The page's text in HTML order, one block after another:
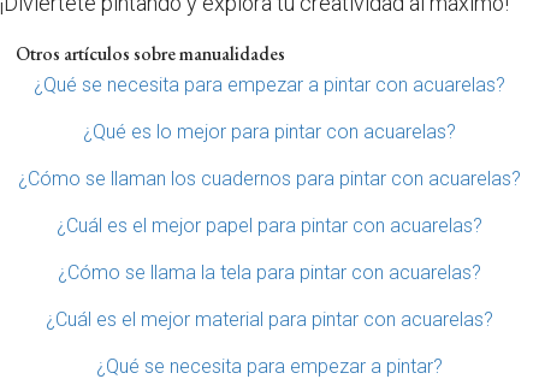
Otros artículos sobre manualidades
¿Qué se necesita para empezar a pintar con acuarelas?
¿Qué es lo mejor para pintar con acuarelas?
¿Cómo se llaman los cuadernos para pintar con acuarelas?
¿Cuál es el mejor papel para pintar con acuarelas?
¿Cómo se llama la tela para pintar con acuarelas?
¿Cuál es el mejor material para pintar con acuarelas?
¿Qué se necesita para empezar a pintar?